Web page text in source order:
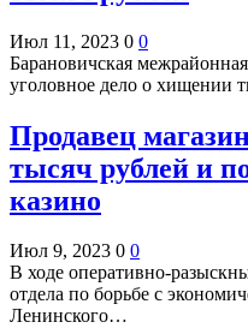
Июл 11, 2023 0 0
Барановичская
уголовное дело о хищении
Продавец
тысяч рублей и
казино
Июл 9, 2023 0 0
В ходе оперативно-
отдела по борьбе с
Ленинского…